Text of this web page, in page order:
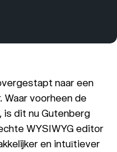
naar een
Waar voorheen de
is dit nu Gutenberg
WYSIWYG editor
en intuïtiever